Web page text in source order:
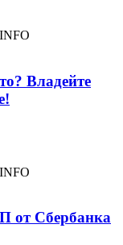
Владейте
от Сбербанка